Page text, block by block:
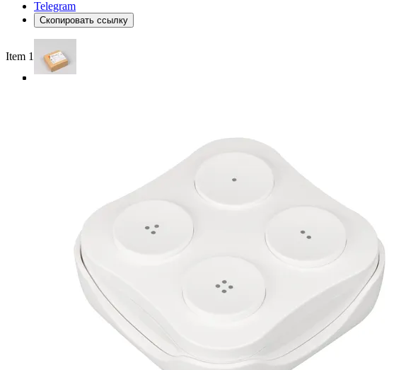
Telegram
Скопировать ссылку
Item 1 of 4